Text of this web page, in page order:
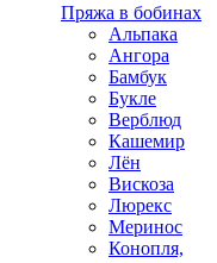
Пряжа в бобинах
Альпака
Ангора
Бамбук
Букле
Верблюд
Кашемир
Лён
Вискоза
Люрекс
Меринос
Конопля,